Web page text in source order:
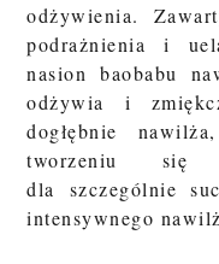
odżywienia.
podrażnienia i
nasion baobabu
odżywia i
dogłębnie
tworzeniu się
dla szczególnie
intensywnego